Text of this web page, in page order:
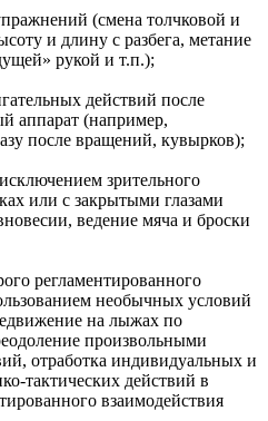
(смена толчковой и
и длину с разбега, метание
рукой и т.п.);
действий после
аппарат (например,
после вращений, кувырков);
зрительного
или с закрытыми глазами
ведение мяча и броски
регламентированного
необычных условий
на лыжах по
произвольными
отработка индивидуальных и
тактических действий в
взаимодействия